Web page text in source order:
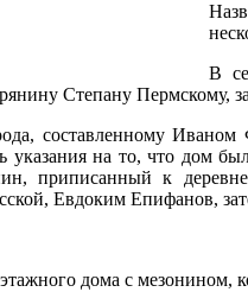
В
Степану Пермскому,
составленному
указания на то, что дом
приписанный к
Евдоким Епифанов,
дома с мезонином,